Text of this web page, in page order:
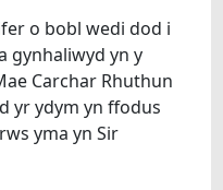
o bobl wedi dod i
gynhaliwyd yn y
Carchar Rhuthun
yr ydym yn ffodus
yma yn Sir